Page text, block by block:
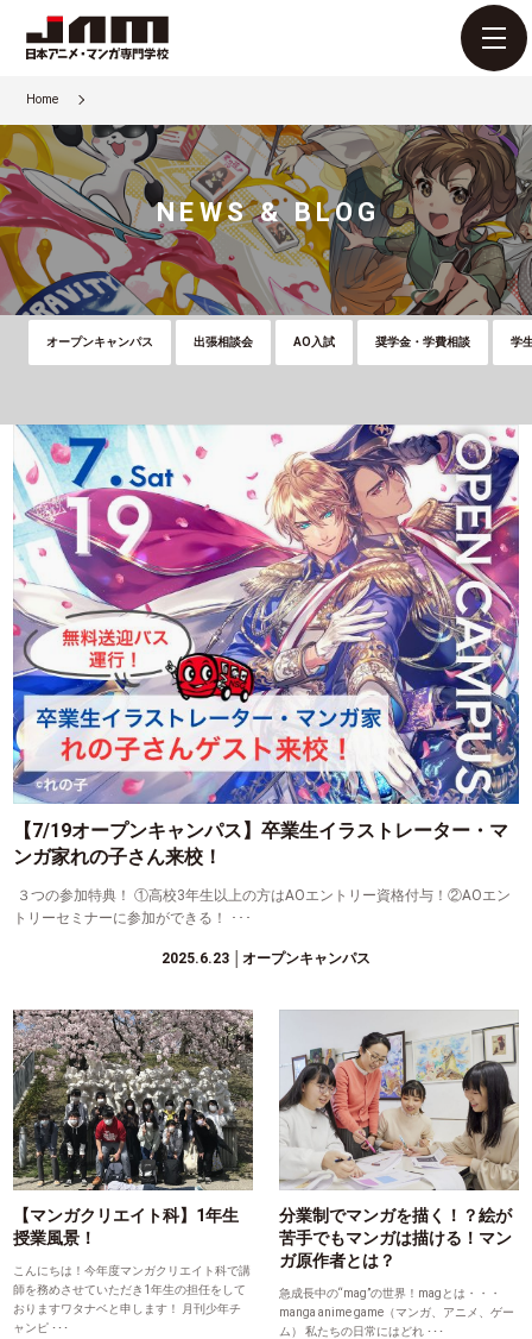
Home
NEWS & BLOG
オープンキャンパス 出張相談会 AO入試 奨学金・学費相談 学
【7/19オープンキャンパス】卒業生イラストレーター・マ
ンガ家れの子さん来校！
３つの参加特典！ ①高校3年生以上の方はAOエントリー資格付与！②AOエン
トリーセミナーに参加ができる！ ･･･
2025.6.23 │オープンキャンパス
【マンガクリエイト科】1年生
授業風景！
こんにちは！今年度マンガクリエイト科で講
師を務めさせていただき1年生の担任をして
おりますワタナベと申します！ 月刊少年チ
ャンピ ･･･
分業制でマンガを描く！？絵が
苦手でもマンガは描ける！マン
ガ原作者とは？
急成長中の“mag”の世界！magとは・・・
manga anime game（マンガ、アニメ、ゲー
ム） 私たちの日常にはどれ ･･･